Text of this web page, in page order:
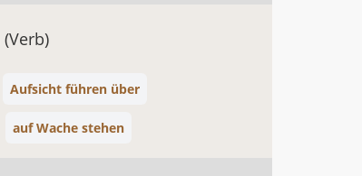
(Verb)
Aufsicht führen über
auf Wache stehen